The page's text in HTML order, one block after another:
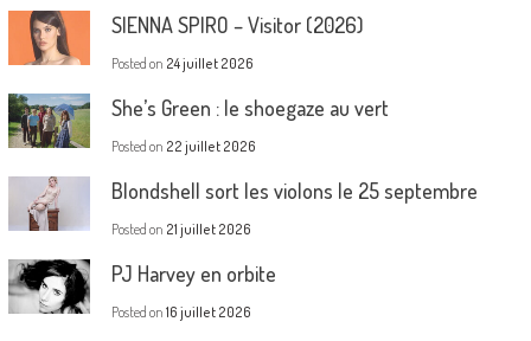
SIENNA SPIRO – Visitor (2026)
Posted on 24 juillet 2026
She’s Green : le shoegaze au vert
Posted on 22 juillet 2026
Blondshell sort les violons le 25 septembre
Posted on 21 juillet 2026
PJ Harvey en orbite
Posted on 16 juillet 2026